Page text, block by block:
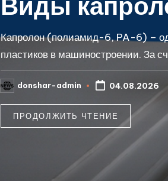
Капролон (полиамид-6, PA-6) –
пластиков в машиностроении. За
Записьdonshar-admin 04.08.2026
ПРОДОЛЖИТЬ ЧТЕНИЕ